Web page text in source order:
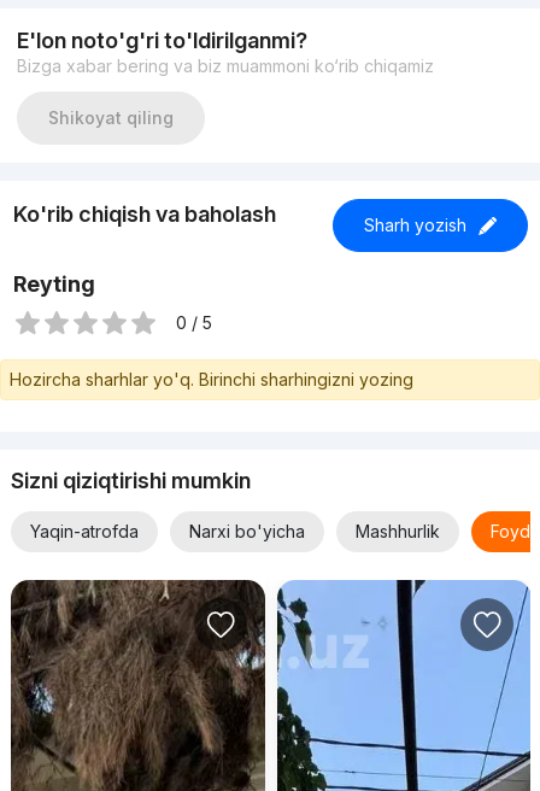
E'lon noto'g'ri to'ldirilganmi?
Bizga xabar bering va biz muammoni ko‘rib chiqamiz
Shikoyat qiling
Ko'rib chiqish va baholash Sharh yozish
Reyting
0 / 5
Hozircha sharhlar yo'q. Birinchi sharhingizni yozing
Sizni qiziqtirishi mumkin
Yaqin-atrofda Narxi bo'yicha Mashhurlik